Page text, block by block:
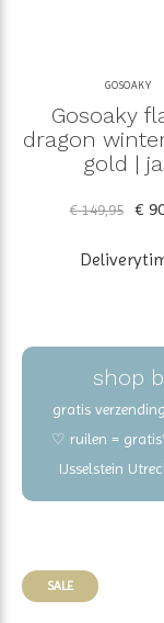
GOSOAKY
Gosoaky
dragon
gold |
€ 149,95 €
shop
gratis
♡ ruilen =
IJsselstein
SALE